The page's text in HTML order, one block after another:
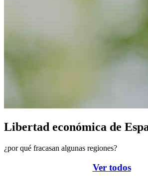
Libertad económica de
¿por qué fracasan algunas regiones?
Ver todos